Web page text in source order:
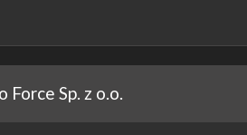
Force Sp. z o.o.